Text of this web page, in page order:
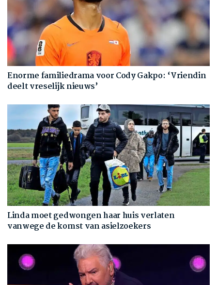
Enorme familiedrama voor Cody Gakpo: ‘Vriendin
deelt vreselijk nieuws’
Linda moet gedwongen haar huis verlaten
vanwege de komst van asielzoekers